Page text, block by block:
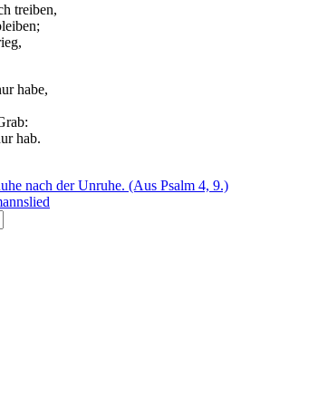
treiben,
habe,
hab.
nach der Unruhe. (Aus Psalm 4, 9.)